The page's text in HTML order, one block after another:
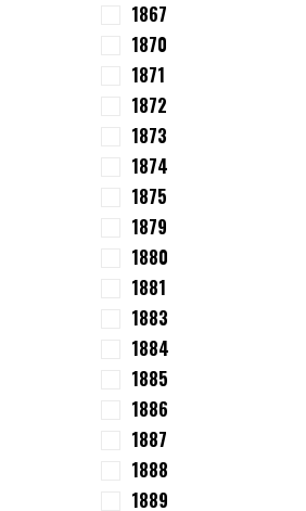
1867
1870
1871
1872
1873
1874
1875
1879
1880
1881
1883
1884
1885
1886
1887
1888
1889